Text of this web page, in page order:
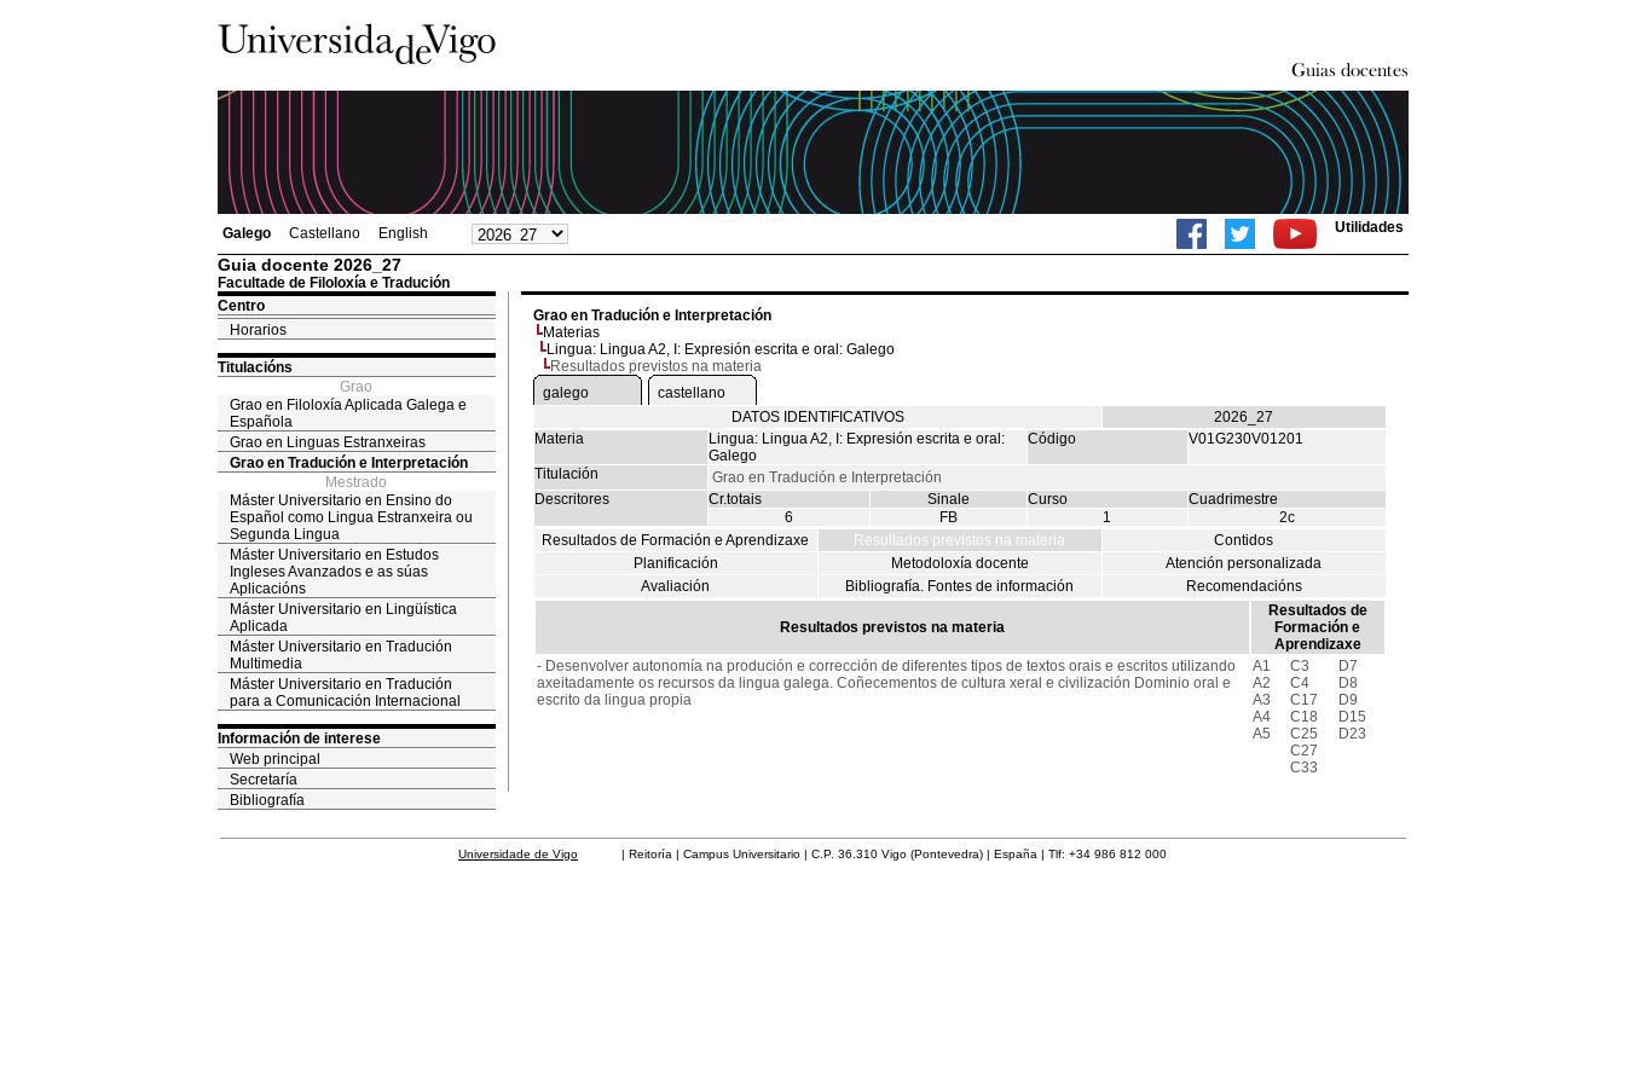
Galego Castellano English Utilidades
Guia docente 2026_27
Facultade de Filoloxía e Tradución
Centro
Horarios
Titulacións
Grao
Grao en Filoloxía Aplicada Galega e
Española
Grao en Linguas Estranxeiras
Grao en Tradución e Interpretación
Mestrado
Máster Universitario en Ensino do
Español como Lingua Estranxeira ou
Segunda Lingua
Máster Universitario en Estudos
Ingleses Avanzados e as súas
Aplicacións
Máster Universitario en Lingüística
Aplicada
Máster Universitario en Tradución
Multimedia
Máster Universitario en Tradución
para a Comunicación Internacional
Información de interese
Web principal
Secretaría
Bibliografía
Grao en Tradución e Interpretación
Materias
Lingua: Lingua A2, I: Expresión escrita e oral: Galego
Resultados previstos na materia
galego
castellano
DATOS IDENTIFICATIVOS
2026_27
Materia
Lingua: Lingua A2, I: Expresión escrita e oral:
Galego
Código V01G230V01201
Titulación
Grao en Tradución e Interpretación
Descritores
Cr.totais Sinale Curso
Cuadrimestre
6
FB 1
2c
Resultados de Formación e Aprendizaxe
Resultados previstos na materia
Contidos
Planificación
Metodoloxía docente
Atención personalizada
Avaliación
Bibliografía. Fontes de información Recomendacións
Resultados previstos na materia
Resultados de
Formación e
Aprendizaxe
- Desenvolver autonomía na produción e corrección de diferentes tipos de textos orais e escritos utilizando
axeitadamente os recursos da lingua galega. Coñecementos de cultura xeral e civilización Dominio oral e
escrito da lingua propia
A1
A2
A3
A4
A5
C3
C4
C17
C18
C25
C27
C33
D7
D8
D9
D15
D23
Universidade de Vigo | Reitoría | Campus Universitario | C.P. 36.310 Vigo (Pontevedra) | España | Tlf: +34 986 812 000